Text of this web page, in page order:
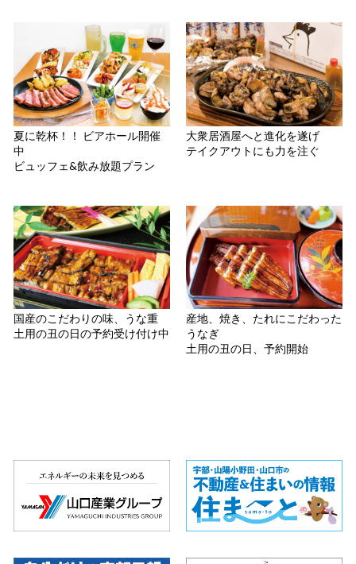
夏に乾杯！！ ビアホール開催
中
ビュッフェ&飲み放題プラン
大衆居酒屋へと進化を遂げ
テイクアウトにも力を注ぐ
国産のこだわりの味、うな重
土用の丑の日の予約受け付け中
産地、焼き、たれにこだわった
うなぎ
土用の丑の日、予約開始